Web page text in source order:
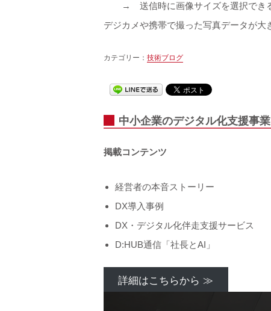
→ 送信時に画像サイズを選択できる
デジカメや携帯で撮った写真データが大
カテゴリー： 技術ブログ
中小企業のデジタル化支援事
掲載コンテンツ
経営者の本音ストーリー
DX導入事例
DX・デジタル化伴走支援サービス
D:HUB通信「社長とAI」
詳細はこちらから ≫